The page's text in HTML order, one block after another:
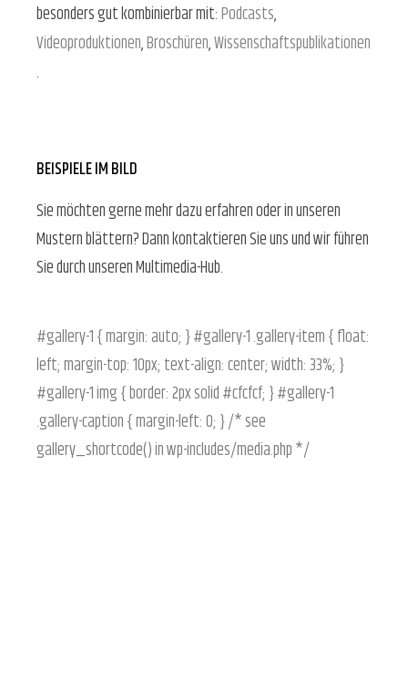
besonders gut kombinierbar mit:Podcasts,
Videoproduktionen,Broschüren,Wissenschaftspublikationen
.
BEISPIELE IM BILD
Sie möchten gerne mehr dazu erfahren oder in unseren
Mustern blättern? Dann kontaktieren Sie uns und wir führen
Sie durch unseren Multimedia-Hub.
#gallery-1 { margin: auto; } #gallery-1 .gallery-item { float:
left; margin-top: 10px; text-align: center; width: 33%; }
#gallery-1 img { border: 2px solid #cfcfcf; } #gallery-1
.gallery-caption { margin-left: 0; } /* see
gallery_shortcode() in wp-includes/media.php */